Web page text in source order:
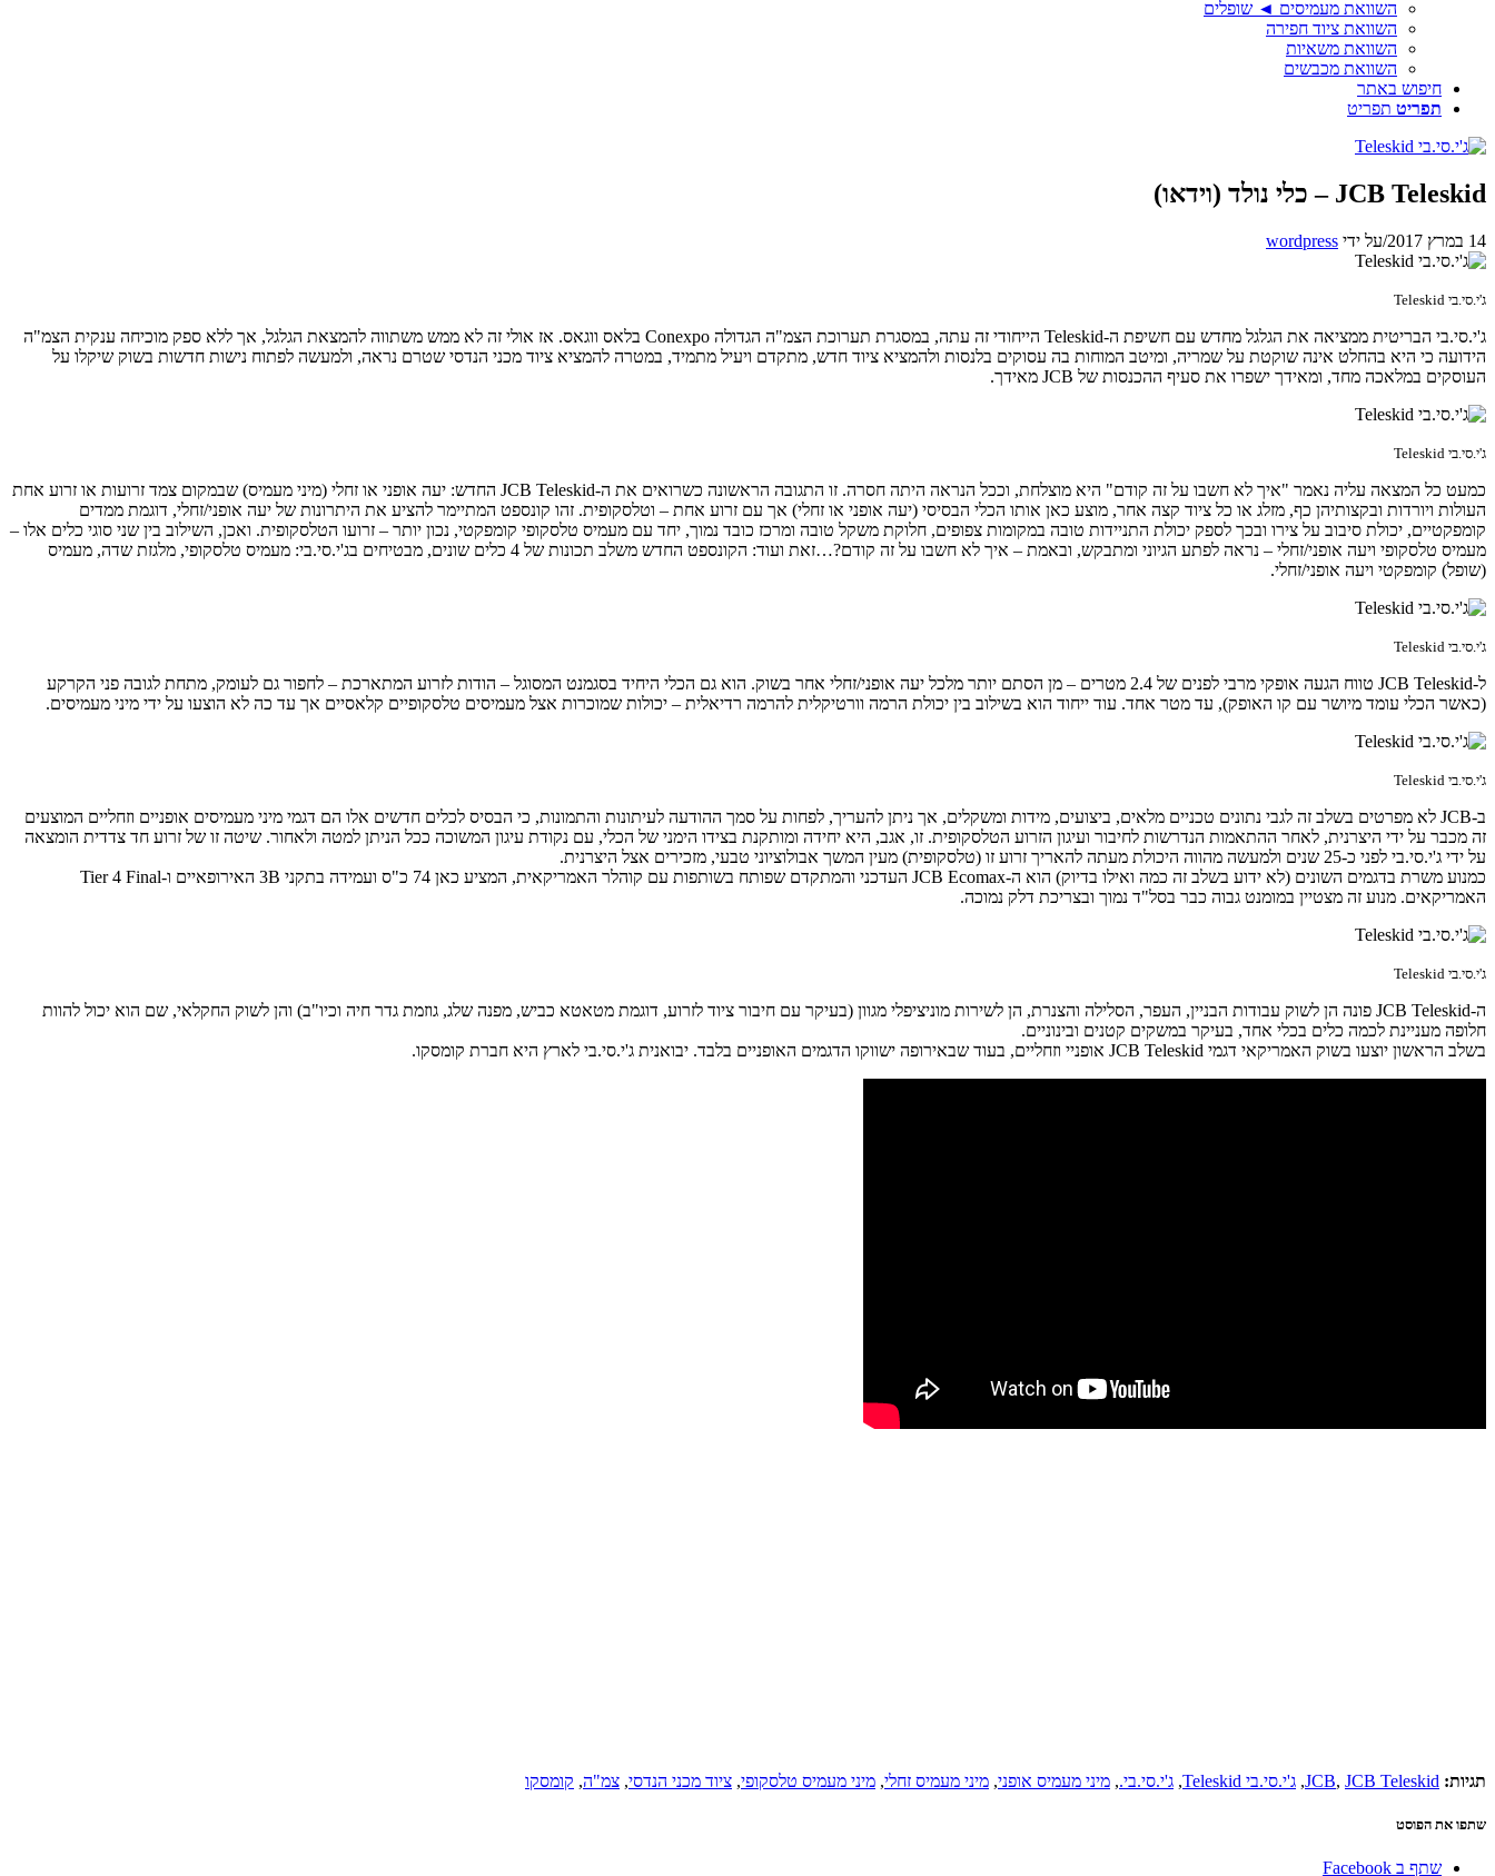
השוואת מעמיסים ◄ שופלים
השוואת ציוד חפירה
השוואת משאיות
השוואת מכבשים
חיפוש באתר
תפריט תפריט
JCB Teleskid – כלי נולד (וידאו)
14 במרץ 2017 /על ידי wordpress
ג'י.סי.בי Teleskid
ג'י.סי.בי הבריטית ממציאה את הגלגל מחדש עם חשיפת ה-Teleskid הייחודי זה עתה, במסגרת תערוכת הצמ"ה הגדולה Conexpo בלאס ווגאס. אז אולי זה לא ממש משתווה להמצאת הגלגל, אך ללא ספק מוכיחה ענקית הצמ"ה
הידועה כי היא בהחלט אינה שוקטת על שמריה, ומיטב המוחות בה עסוקים בלנסות ולהמציא ציוד חדש, מתקדם ויעיל מתמיד, במטרה להמציא ציוד מכני הנדסי שטרם נראה, ולמעשה לפתוח נישות חדשות בשוק שיקלו על
העוסקים במלאכה מחד, ומאידך ישפרו את סעיף ההכנסות של JCB מאידך.
ג'י.סי.בי Teleskid
כמעט כל המצאה עליה נאמר "איך לא חשבו על זה קודם" היא מוצלחת, וככל הנראה היתה חסרה. זו התגובה הראשונה כשרואים את ה-JCB Teleskid החדש: יעה אופני או זחלי (מיני מעמיס) שבמקום צמד זרועות או זרוע אחת
העולות ויורדות ובקצותיהן כף, מזלג או כל ציוד קצה אחר, מוצע כאן אותו הכלי הבסיסי (יעה אופני או זחלי) אך עם זרוע אחת – וטלסקופית. זהו קונספט המתיימר להציע את היתרונות של יעה אופני/זחלי, דוגמת ממדים
קומפקטיים, יכולת סיבוב על צירו ובכך לספק יכולת התניידות טובה במקומות צפופים, חלוקת משקל טובה ומרכז כובד נמוך, יחד עם מעמיס טלסקופי קומפקטי, נכון יותר – זרועו הטלסקופית. ואכן, השילוב בין שני סוגי כלים אלו –
מעמיס טלסקופי ויעה אופני/זחלי – נראה לפתע הגיוני ומתבקש, ובאמת – איך לא חשבו על זה קודם?…זאת ועוד: הקונספט החדש משלב תכונות של 4 כלים שונים, מבטיחים בג'י.סי.בי: מעמיס טלסקופי, מלגזת שדה, מעמיס
(שופל) קומפקטי ויעה אופני/זחלי.
ג'י.סי.בי Teleskid
ל-JCB Teleskid טווח הגעה אופקי מרבי לפנים של 2.4 מטרים – מן הסתם יותר מלכל יעה אופני/זחלי אחר בשוק. הוא גם הכלי היחיד בסגמנט המסוגל – הודות לזרוע המתארכת – לחפור גם לעומק, מתחת לגובה פני הקרקע
(כאשר הכלי עומד מיושר עם קו האופק), עד מטר אחד. עוד ייחוד הוא בשילוב בין יכולת הרמה וורטיקלית להרמה רדיאלית – יכולות שמוכרות אצל מעמיסים טלסקופיים קלאסיים אך עד כה לא הוצעו על ידי מיני מעמיסים.
ג'י.סי.בי Teleskid
ב-JCB לא מפרטים בשלב זה לגבי נתונים טכניים מלאים, ביצועים, מידות ומשקלים, אך ניתן להעריך, לפחות על סמך ההודעה לעיתונות והתמונות, כי הבסיס לכלים חדשים אלו הם דגמי מיני מעמיסים אופניים וזחליים המוצעים
זה מכבר על ידי היצרנית, לאחר ההתאמות הנדרשות לחיבור ועיגון הזרוע הטלסקופית. זו, אגב, היא יחידה ומותקנת בצידו הימני של הכלי, עם נקודת עיגון המשוכה ככל הניתן למטה ולאחור. שיטה זו של זרוע חד צדדית הומצאה
על ידי ג'י.סי.בי לפני כ-25 שנים ולמעשה מהווה היכולת מעתה להאריך זרוע זו (טלסקופית) מעין המשך אבולוציוני טבעי, מזכירים אצל היצרנית.
כמנוע משרת בדגמים השונים (לא ידוע בשלב זה כמה ואילו בדיוק) הוא ה-JCB Ecomax העדכני והמתקדם שפותח בשותפות עם קוהלר האמריקאית, המציע כאן 74 כ"ס ועמידה בתקני 3B האירופאיים ו-Tier 4 Final
האמריקאים. מנוע זה מצטיין במומנט גבוה כבר בסל"ד נמוך ובצריכת דלק נמוכה.
ג'י.סי.בי Teleskid
ה-JCB Teleskid פונה הן לשוק עבודות הבניין, העפר, הסלילה והצנרת, הן לשירות מוניציפלי מגוון (בעיקר עם חיבור ציוד לזרוע, דוגמת מטאטא כביש, מפנה שלג, גוזמת גדר חיה וכיו"ב) והן לשוק החקלאי, שם הוא יכול להוות
חלופה מעניינת לכמה כלים בכלי אחד, בעיקר במשקים קטנים ובינוניים.
בשלב הראשון יוצעו בשוק האמריקאי דגמי JCB Teleskid אופניי וזחליים, בעוד שבאירופה ישווקו הדגמים האופניים בלבד. יבואנית ג'י.סי.בי לארץ היא חברת קומסקו.
תגיות: JCB, JCB Teleskid
, ג'י.סי.בי Teleskid , ג'י.סי.בי., מיני מעמיס אופני, מיני מעמיס זחלי, מיני מעמיס טלסקופי, ציוד מכני הנדסי, צמ"ה, קומסקו
שתפו את הפוסט
שתף ב Facebook